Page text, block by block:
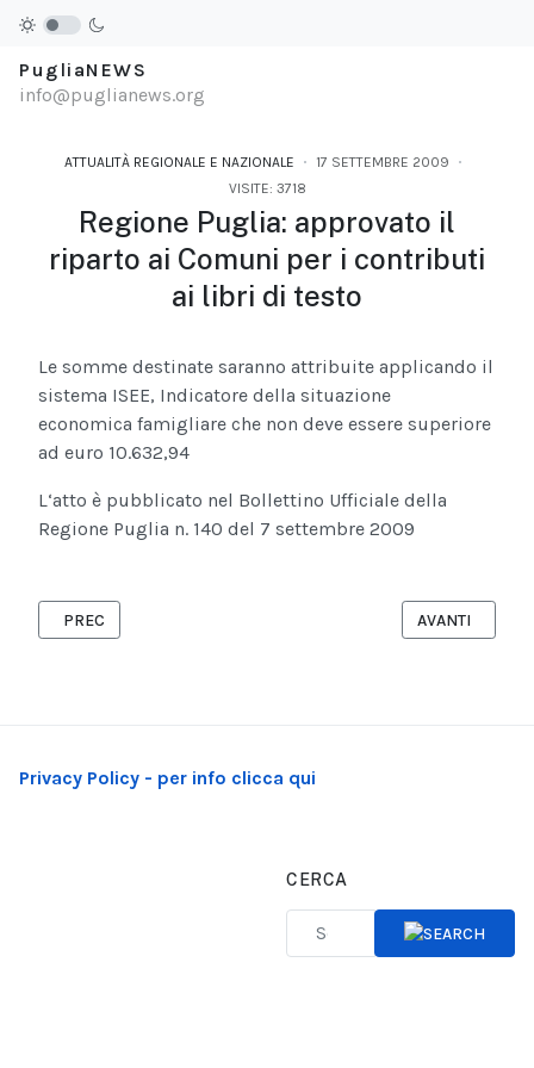
PugliaNEWS
info@puglianews.org
ATTUALITÀ REGIONALE E NAZIONALE
17 SETTEMBRE 2009
VISITE: 3718
Regione Puglia: approvato il
riparto ai Comuni per i contributi
ai libri di testo
Le somme destinate saranno attribuite applicando il
sistema ISEE, Indicatore della situazione
economica famigliare che non deve essere superiore
ad euro 10.632,94
L‘atto è pubblicato nel Bollettino Ufficiale della
Regione Puglia n. 140 del 7 settembre 2009
ARTICOLO PRECEDENTE: ATTENTATO AFGHANISTAN: VENDOLA,
PREC ARTICOLO
AVANTI
Privacy Policy - per info clicca qui
CERCA